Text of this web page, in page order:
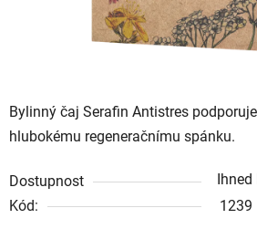
Bylinný čaj Serafin Antistres
hlubokému regeneračnímu spánku.
Dostupnost Ihned
Kód:
1239